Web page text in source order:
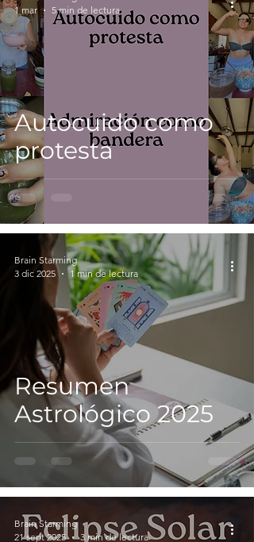
Autocuido como
protesta
1 mar
5 min de lectura
Resumen
Astrológico 2025
Brain Starming
3 dic 2025
1 min de lectura
Brain Starming
21 sept 2025
3 min de lectura